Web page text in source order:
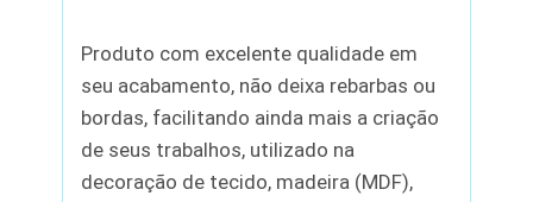
Produto com excelente qualidade em
seu acabamento, não deixa rebarbas ou
bordas, facilitando ainda mais a criação
de seus trabalhos, utilizado na
decoração de tecido, madeira (MDF),